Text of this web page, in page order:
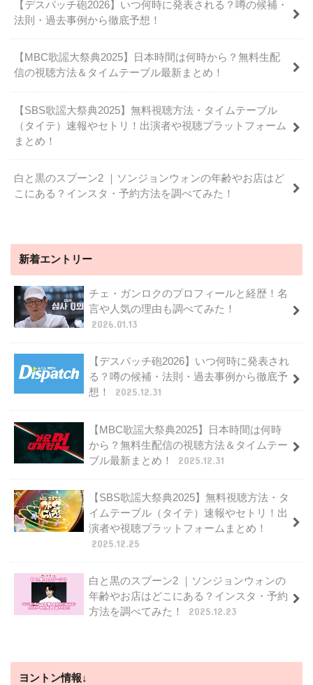
【デスパッチ砲2026】いつ何時に発表される？噂の候補・
法則・過去事例から徹底予想！
【MBC歌謡大祭典2025】日本時間は何時から？無料生配
信の視聴方法＆タイムテーブル最新まとめ！
【SBS歌謡大祭典2025】無料視聴方法・タイムテーブル
（タイテ）速報やセトリ！出演者や視聴プラットフォーム
まとめ！
白と黒のスプーン2 ｜ソンジョンウォンの年齢やお店はど
こにある？インスタ・予約方法を調べてみた！
新着エントリー
チェ・ガンロクのプロフィールと経歴！名
言や人気の理由も調べてみた！
2026.01.13
【デスパッチ砲2026】いつ何時に発表され
る？噂の候補・法則・過去事例から徹底予
想！
2025.12.31
【MBC歌謡大祭典2025】日本時間は何時
から？無料生配信の視聴方法＆タイムテー
ブル最新まとめ！
2025.12.31
【SBS歌謡大祭典2025】無料視聴方法・タ
イムテーブル（タイテ）速報やセトリ！出
演者や視聴プラットフォームまとめ！
2025.12.25
白と黒のスプーン2 ｜ソンジョンウォンの
年齢やお店はどこにある？インスタ・予約
方法を調べてみた！
2025.12.23
ヨントン情報↓